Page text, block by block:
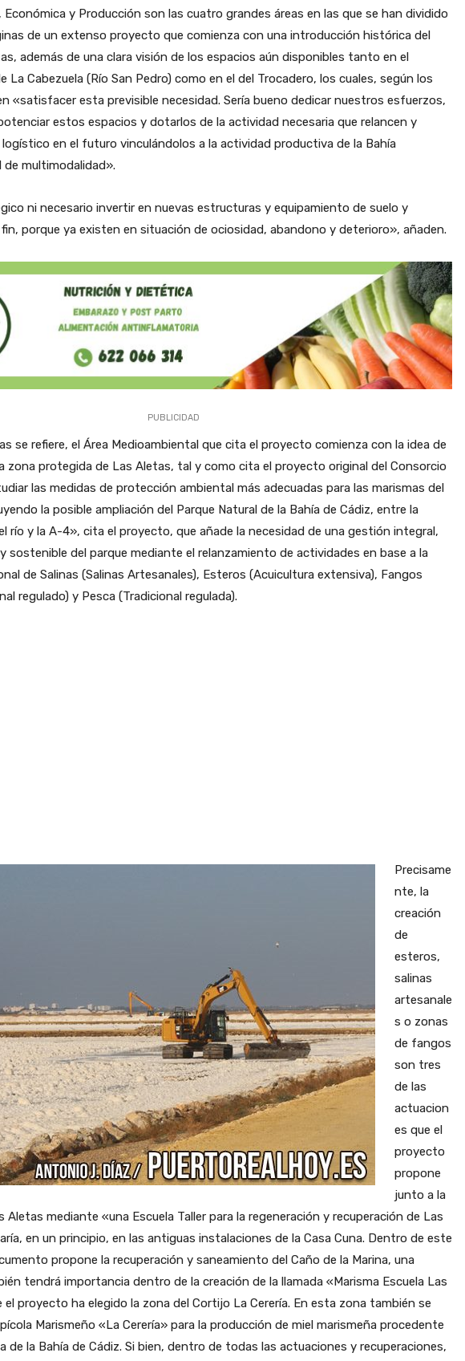
y Producción son las cuatro grandes áreas en las que se han dividido
de un extenso proyecto que comienza con una introducción histórica del
además de una clara visión de los espacios aún disponibles tanto en el
La Cabezuela (Río San Pedro) como en el del Trocadero, los cuales, según los
«satisfacer esta previsible necesidad. Sería bueno dedicar nuestros esfuerzos,
estos espacios y dotarlos de la actividad necesaria que relancen y
en el futuro vinculándolos a la actividad productiva de la Bahía
multimodalidad».
ni necesario invertir en nuevas estructuras y equipamiento de suelo y
porque ya existen en situación de ociosidad, abandono y deterioro», añaden.
PUBLICIDAD
se refiere, el Área Medioambiental que cita el proyecto comienza con la idea de
zona protegida de Las Aletas, tal y como cita el proyecto original del Consorcio
las medidas de protección ambiental más adecuadas para las marismas del
la posible ampliación del Parque Natural de la Bahía de Cádiz, entre la
río y la A-4», cita el proyecto, que añade la necesidad de una gestión integral,
sostenible del parque mediante el relanzamiento de actividades en base a la
de Salinas (Salinas Artesanales), Esteros (Acuicultura extensiva), Fangos
regulado) y Pesca (Tradicional regulada).
Precisame
nte, la
creación
de
esteros,
salinas
artesanale
s o zonas
de fangos
son tres
de las
actuacion
es que el
proyecto
propone
junto a la
Aletas mediante «una Escuela Taller para la regeneración y recuperación de Las
en un principio, en las antiguas instalaciones de la Casa Cuna. Dentro de este
propone la recuperación y saneamiento del Caño de la Marina, una
tendrá importancia dentro de la creación de la llamada «Marisma Escuela Las
el proyecto ha elegido la zona del Cortijo La Cerería. En esta zona también se
Marismeño «La Cerería» para la producción de miel marismeña procedente
de la Bahía de Cádiz. Si bien, dentro de todas las actuaciones y recuperaciones,